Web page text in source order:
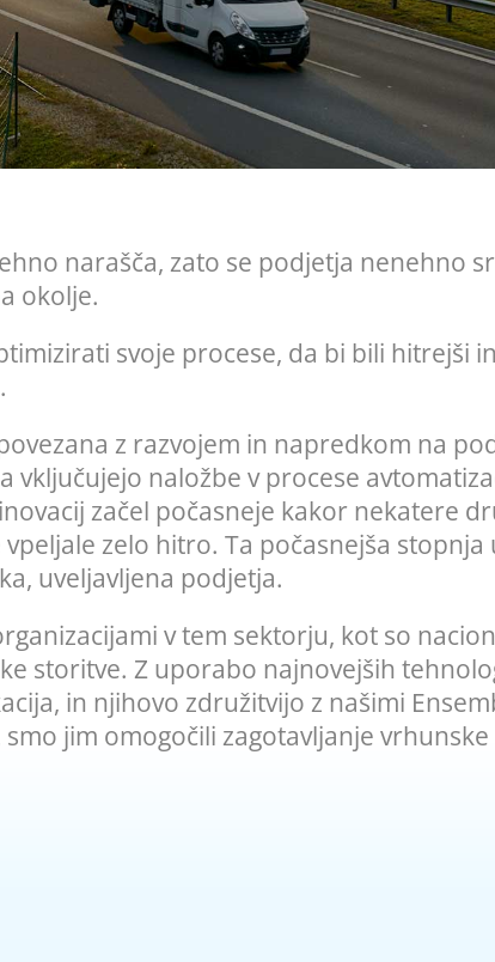
narašča, zato se podjetja nenehno
okolje.
svoje procese, da bi bili hitrejši
z razvojem in napredkom na
naložbe v procese
začel počasneje kakor nekatere
zelo hitro. Ta počasnejša stopnja
uveljavljena podjetja.
v tem sektorju, kot so
storitve. Z uporabo najnovejših
in njihovo združitvijo z našimi
jim omogočili zagotavljanje